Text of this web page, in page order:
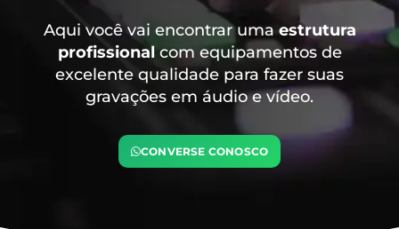
Aqui você vai encontrar uma estrutura
profissional com equipamentos de
excelente qualidade para fazer suas
gravações em áudio e vídeo.
CONVERSE CONOSCO